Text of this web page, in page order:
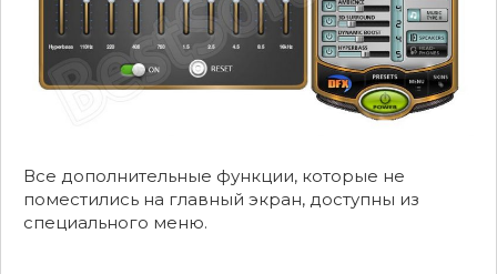
Все дополнительные функции, которые не
поместились на главный экран, доступны из
специального меню.